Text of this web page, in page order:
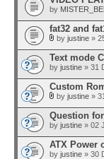
by
fat32 and
by justine »
Text mode
by justine » 31
Custom
by justine »
Question
by justine » 02
ATX Power
by justine » 30